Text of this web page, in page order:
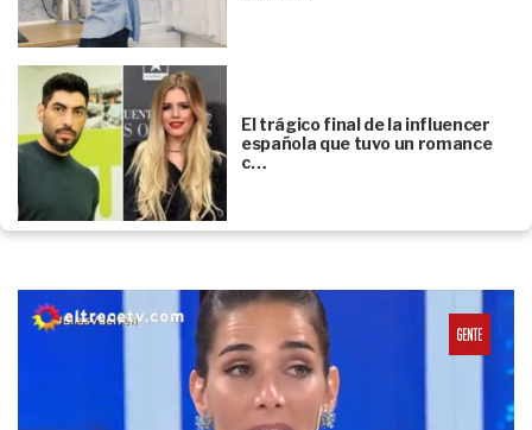
El trágico final de la influencer
española que tuvo un romance
c…